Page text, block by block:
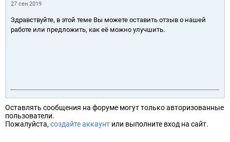
27 сен 2019
Здравствуйте, в этой теме Вы можете оставить отзыв о нашей
работе или предложить, как её можно улучшить.
Оставлять сообщения на форуме могут только авторизованные
пользователи.
Пожалуйста, создайте аккаунт или выполните вход на сайт.